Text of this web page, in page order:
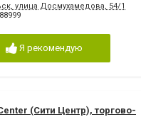
улица Досмухамедова, 54/1
Я рекомендую
(Сити Центр), торгово-